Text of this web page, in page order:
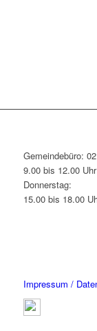
Gemeindebüro:
9.00 bis 12.00 Uhr
Donnerstag:
15.00 bis 18.00
Impressum /